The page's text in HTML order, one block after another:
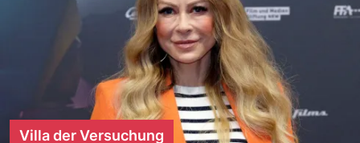
Villa der Versuchung